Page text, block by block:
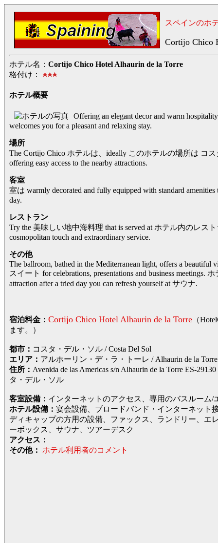
スペインのホ
Cortijo Chico
ホテル名： Cortijo Chico Hotel Alhaurin de la Torre
格付け：
ホテル概要
Offering an elegant decor and warm
welcomes you for a pleasant and relaxing stay.
場所
The Cortijo Chico ホテルは、ideally このホテルの場所は コス
offering easy access to the nearby attractions.
客室
室は warmly decorated and fully equipped with standard amenities
day.
レストラン
Try the 美味しい地中海料理 that is served at ホテル内のレスト
cosmopolitan touch and extraordinary service.
その他
The ballroom, bathed in the Mediterranean light, offers a beautiful
スイート for celebrations, presentations and business meetings.
attraction after a tried day you can refresh yourself at サウナ.
宿泊料金： Cortijo Chico Hotel Alhaurin de la Torre （
ます。）
都市： コスタ・デル・ソル / Costa Del Sol
エリア： アルホーリン・デ・ラ・トーレ / Alhaurin de la Torre
住所： Avenida de las Americas s/n Alhaurin de la Torre
タ・デル・ソル
客室設備： インターネットのアクセス、専用のバスルーム/
ホテル設備： 宴会設備、ブロードバンド・インターネット
ディキャップの方用の設備、ファックス、ランドリー、エ
ーボックス、サウナ、ツアーデスク
アクセス：
その他：
ホテル利用者のコメント